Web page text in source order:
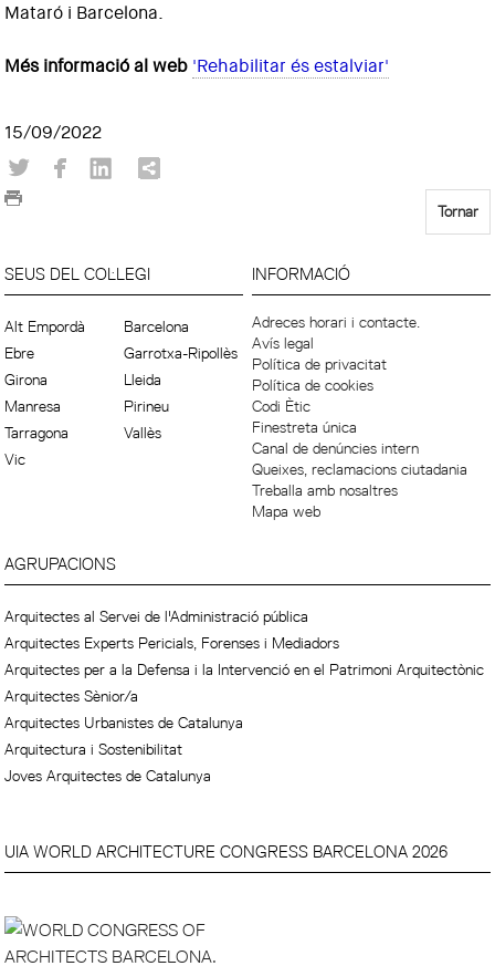
Mataró i Barcelona.
Més informació al web 'Rehabilitar és estalviar'
15/09/2022
Tornar
SEUS DEL COL·LEGI
Alt Empordà
Barcelona
Ebre
Garrotxa-Ripollès
Girona
Lleida
Manresa
Pirineu
Tarragona
Vallès
Vic
INFORMACIÓ
Adreces horari i contacte.
Avís legal
Política de privacitat
Política de cookies
Codi Ètic
Finestreta única
Canal de denúncies intern
Queixes, reclamacions ciutadania
Treballa amb nosaltres
Mapa web
AGRUPACIONS
Arquitectes al Servei de l'Administració pública
Arquitectes Experts Pericials, Forenses i Mediadors
Arquitectes per a la Defensa i la Intervenció en el Patrimoni Arquitectònic
Arquitectes Sènior/a
Arquitectes Urbanistes de Catalunya
Arquitectura i Sostenibilitat
Joves Arquitectes de Catalunya
UIA WORLD ARCHITECTURE CONGRESS BARCELONA 2026